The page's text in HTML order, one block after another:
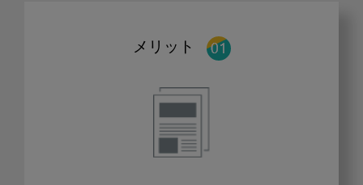
メリット